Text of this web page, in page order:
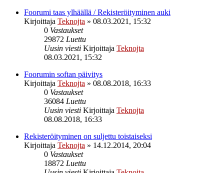
Foorumi taas ylhäällä / Rekisteröityminen auki
Kirjoittaja Teknojta » 08.03.2021, 15:32
0 Vastaukset
29872 Luettu
Uusin viesti Kirjoittaja Teknojta
08.03.2021, 15:32
Foorumin softan päivitys
Kirjoittaja Teknojta » 08.08.2018, 16:33
0 Vastaukset
36084 Luettu
Uusin viesti Kirjoittaja Teknojta
08.08.2018, 16:33
Rekisteröityminen on suljettu toistaiseksi
Kirjoittaja Teknojta » 14.12.2014, 20:04
0 Vastaukset
18872 Luettu